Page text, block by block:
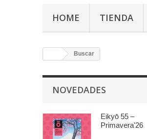
HOME TIENDA
Buscar
NOVEDADES
Eikyō 55 –
Primavera'26